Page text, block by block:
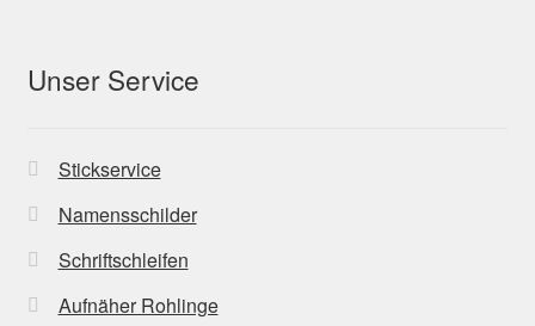
Unser Service
Stickservice
Namensschilder
Schriftschleifen
Aufnäher Rohlinge